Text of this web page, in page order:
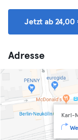
Jetzt ab 24,00
Adresse
Karl-